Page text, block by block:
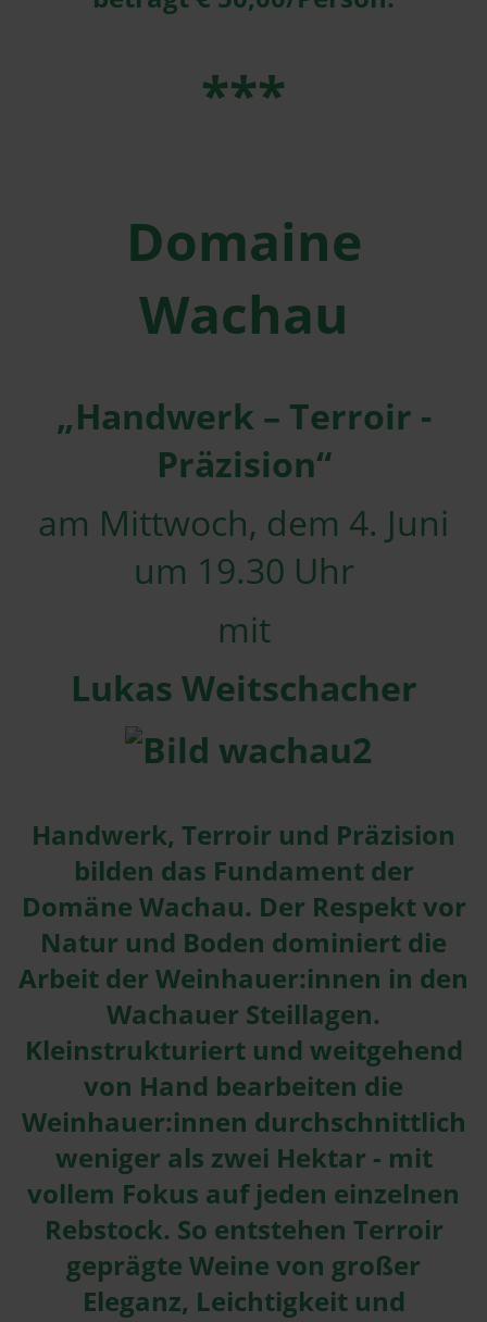
***
Domaine
Wachau
„Handwerk – Terroir -
Präzision“
am Mittwoch, dem 4. Juni
um 19.30 Uhr
mit
Lukas Weitschacher
Handwerk, Terroir und Präzision
bilden das Fundament der
Domäne Wachau. Der Respekt vor
Natur und Boden dominiert die
Arbeit der Weinhauer:innen in den
Wachauer Steillagen.
Kleinstrukturiert und weitgehend
von Hand bearbeiten die
Weinhauer:innen durchschnittlich
weniger als zwei Hektar - mit
vollem Fokus auf jeden einzelnen
Rebstock. So entstehen Terroir
geprägte Weine von großer
Eleganz, Leichtigkeit und